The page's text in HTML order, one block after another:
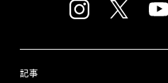
記事